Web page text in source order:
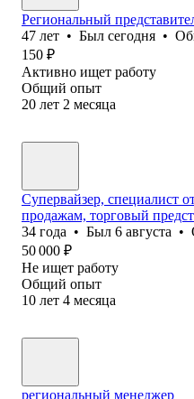
Региональный
47 лет • Был сегодня •
150 ₽
Активно ищет работу
Общий опыт
20 лет 2 месяца
Супервайзер, специалист
продажам, торговый
34 года • Был 6 августа •
50 000 ₽
Не ищет работу
Общий опыт
10 лет 4 месяца
региональный менеджер